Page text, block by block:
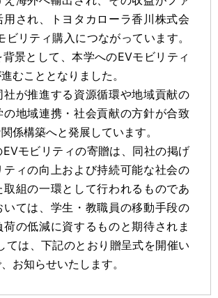
用され、トヨタカローラ香川株式会
ビリティ購入につながっています。
景として、本学へのEVモビリティ
むこととなりました。
が推進する資源循環や地域貢献の
の地域連携・社会貢献の方針が合致
係構築へと発展しています。
モビリティの寄贈は、同社の掲げ
ティの向上および持続可能な社会の
取組の一環として行われるものであ
いては、学生・教職員の移動手段の
の低減に資するものと期待されま
ては、下記のとおり贈呈式を開催い
お知らせいたします。